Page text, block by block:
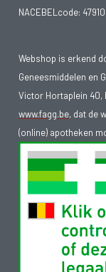
NACEBELcode: 47910
Webshop is erkend
Geneesmiddelen en
Victor Hortaplein 40,
www.fagg.be, dat de
(online) apotheken